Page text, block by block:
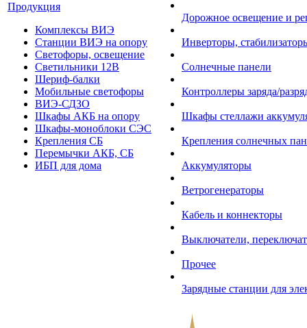
Продукция
Комплексы ВИЭ
Станции ВИЭ на опору
Светофоры, освещение
Светильники 12В
Шериф-балки
Мобильные светофоры
ВИЭ-СДЗО
Шкафы АКБ на опору
Шкафы-моноблоки СЭС
Крепления СБ
Перемычки АКБ, СБ
ИБП для дома
Дорожное освещение и
Инверторы,
Солнечные панели
Контроллеры заряда/
Шкафы стеллажи
Крепления солнечных
Аккумуляторы
Ветрогенераторы
Кабель и коннекторы
Выключатели,
Прочее
Зарядные станции для